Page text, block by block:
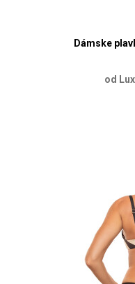
Dámske
od